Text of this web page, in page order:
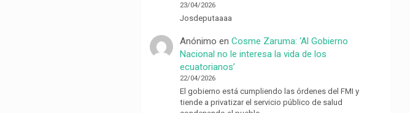
23/04/2026
Josdeputaaaa
Anónimo enCosme Zaruma: ‘Al Gobierno
Nacional no le interesa la vida de los
ecuatorianos’
22/04/2026
El gobierno está cumpliendo las órdenes del FMI y
tiende a privatizar el servicio público de salud